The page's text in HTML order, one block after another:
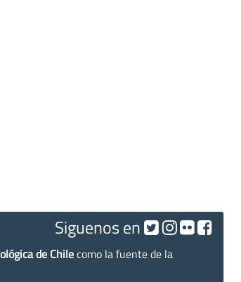
Siguenos en
de Chilecomo la fuente de la